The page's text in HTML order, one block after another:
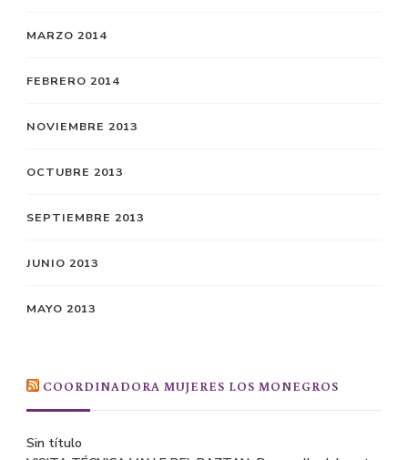
MARZO 2014
FEBRERO 2014
NOVIEMBRE 2013
OCTUBRE 2013
SEPTIEMBRE 2013
JUNIO 2013
MAYO 2013
COORDINADORA MUJERES LOS MONEGROS
Sin título